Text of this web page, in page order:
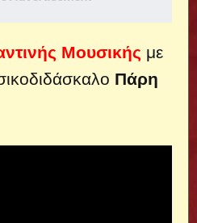
Μουσικής με
Πάρη